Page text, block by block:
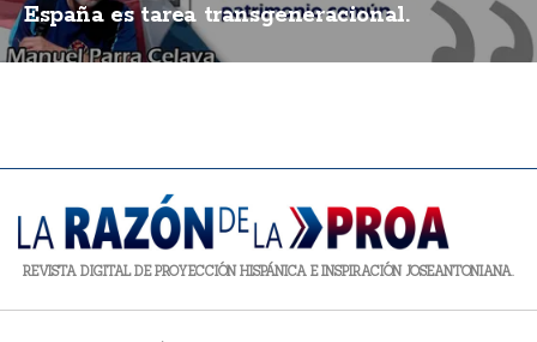
España es tarea transgeneracional.
REVISTA DIGITAL DE PROYECCIÓN HISPÁNICA E INSPIRACIÓN JOSEANTONIANA.